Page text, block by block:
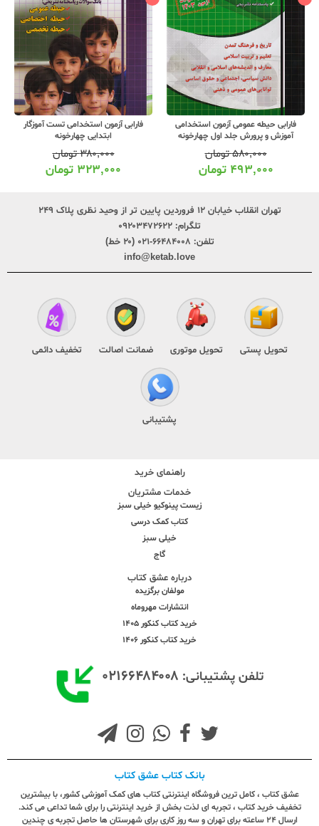
فارابی حیطه عمومی آزمون استخدامی
آموزش و پرورش جلد اول چهارخونه
۵۸۰,۰۰۰تومان
۴۹۳,۰۰۰ تومان
فارابی آزمون استخدامی تست آموزگار
ابتدایی چهارخونه
۳۸۰,۰۰۰تومان
۳۲۳,۰۰۰ تومان
تهران انقلاب خیابان ۱۲ فروردین پایین تر از وحید نظری پلاک ۲۴۹
تلگرام: ۰۹۲۰۳۴۷۲۶۲۲
تلفن: ۶۶۴۸۴۰۰۸-۰۲۱ (۲۰ خط)
info@ketab.love
تحویل پستی تحویل موتوری ضمانت اصالت تخفیف دائمی
پشتیبانی
راهنمای خرید
خدمات مشتریان
زیست پینوکیو خیلی سبز
کتاب کمک درسی
خیلی سبز
گاج
درباره عشق کتاب
مولفان برگزیده
انتشارات مهروماه
خرید کتاب کنکور 1405
خرید کتاب کنکور 1406
تلفن پشتیبانی: ۰۲۱۶۶۴۸۴۰۰۸
بانک کتاب عشق کتاب
عشق کتاب ، کامل ترین فروشگاه اینترنتی کتاب های کمک آموزشی کشور، با بیشترین
تخفیف خرید کتاب ، تجربه ای لذت بخش از خرید اینترنتی را برای شما تداعی می کند.
ارسال ٢٤ ساعته برای تهران و سه روز کاری برای شهرستان ها حاصل تجربه ی چندین